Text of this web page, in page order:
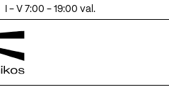
I - V 7:00 - 19:00 val.